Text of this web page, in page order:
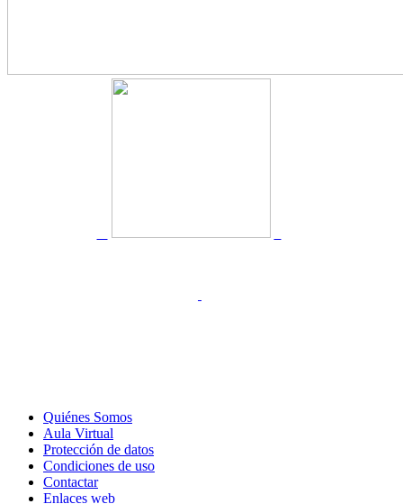
Quiénes Somos
Aula Virtual
Protección de datos
Condiciones de uso
Contactar
Enlaces web